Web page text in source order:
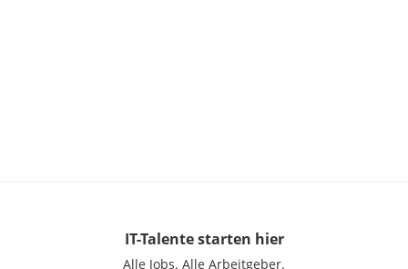
IT-Talentestarten hier
Alle Jobs. Alle Arbeitgeber.